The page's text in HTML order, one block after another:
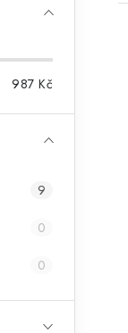
987 Kč
9
0
0